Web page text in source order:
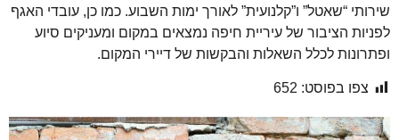
שירותי “שאטל” ו”קלנועית” לאורך ימות השבוע. כמו כן, עובדי האגף
לפניות הציבור של עיריית חיפה נמצאים במקום ומעניקים סיוע
ופתרונות לכלל השאלות והבקשות של דיירי המקום.
צפו בפוסט: 652